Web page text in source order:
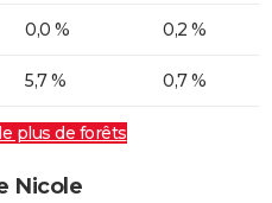
0,0 % 0,2 %
5,7 % 0,7 %
plus de forêts
Nicole